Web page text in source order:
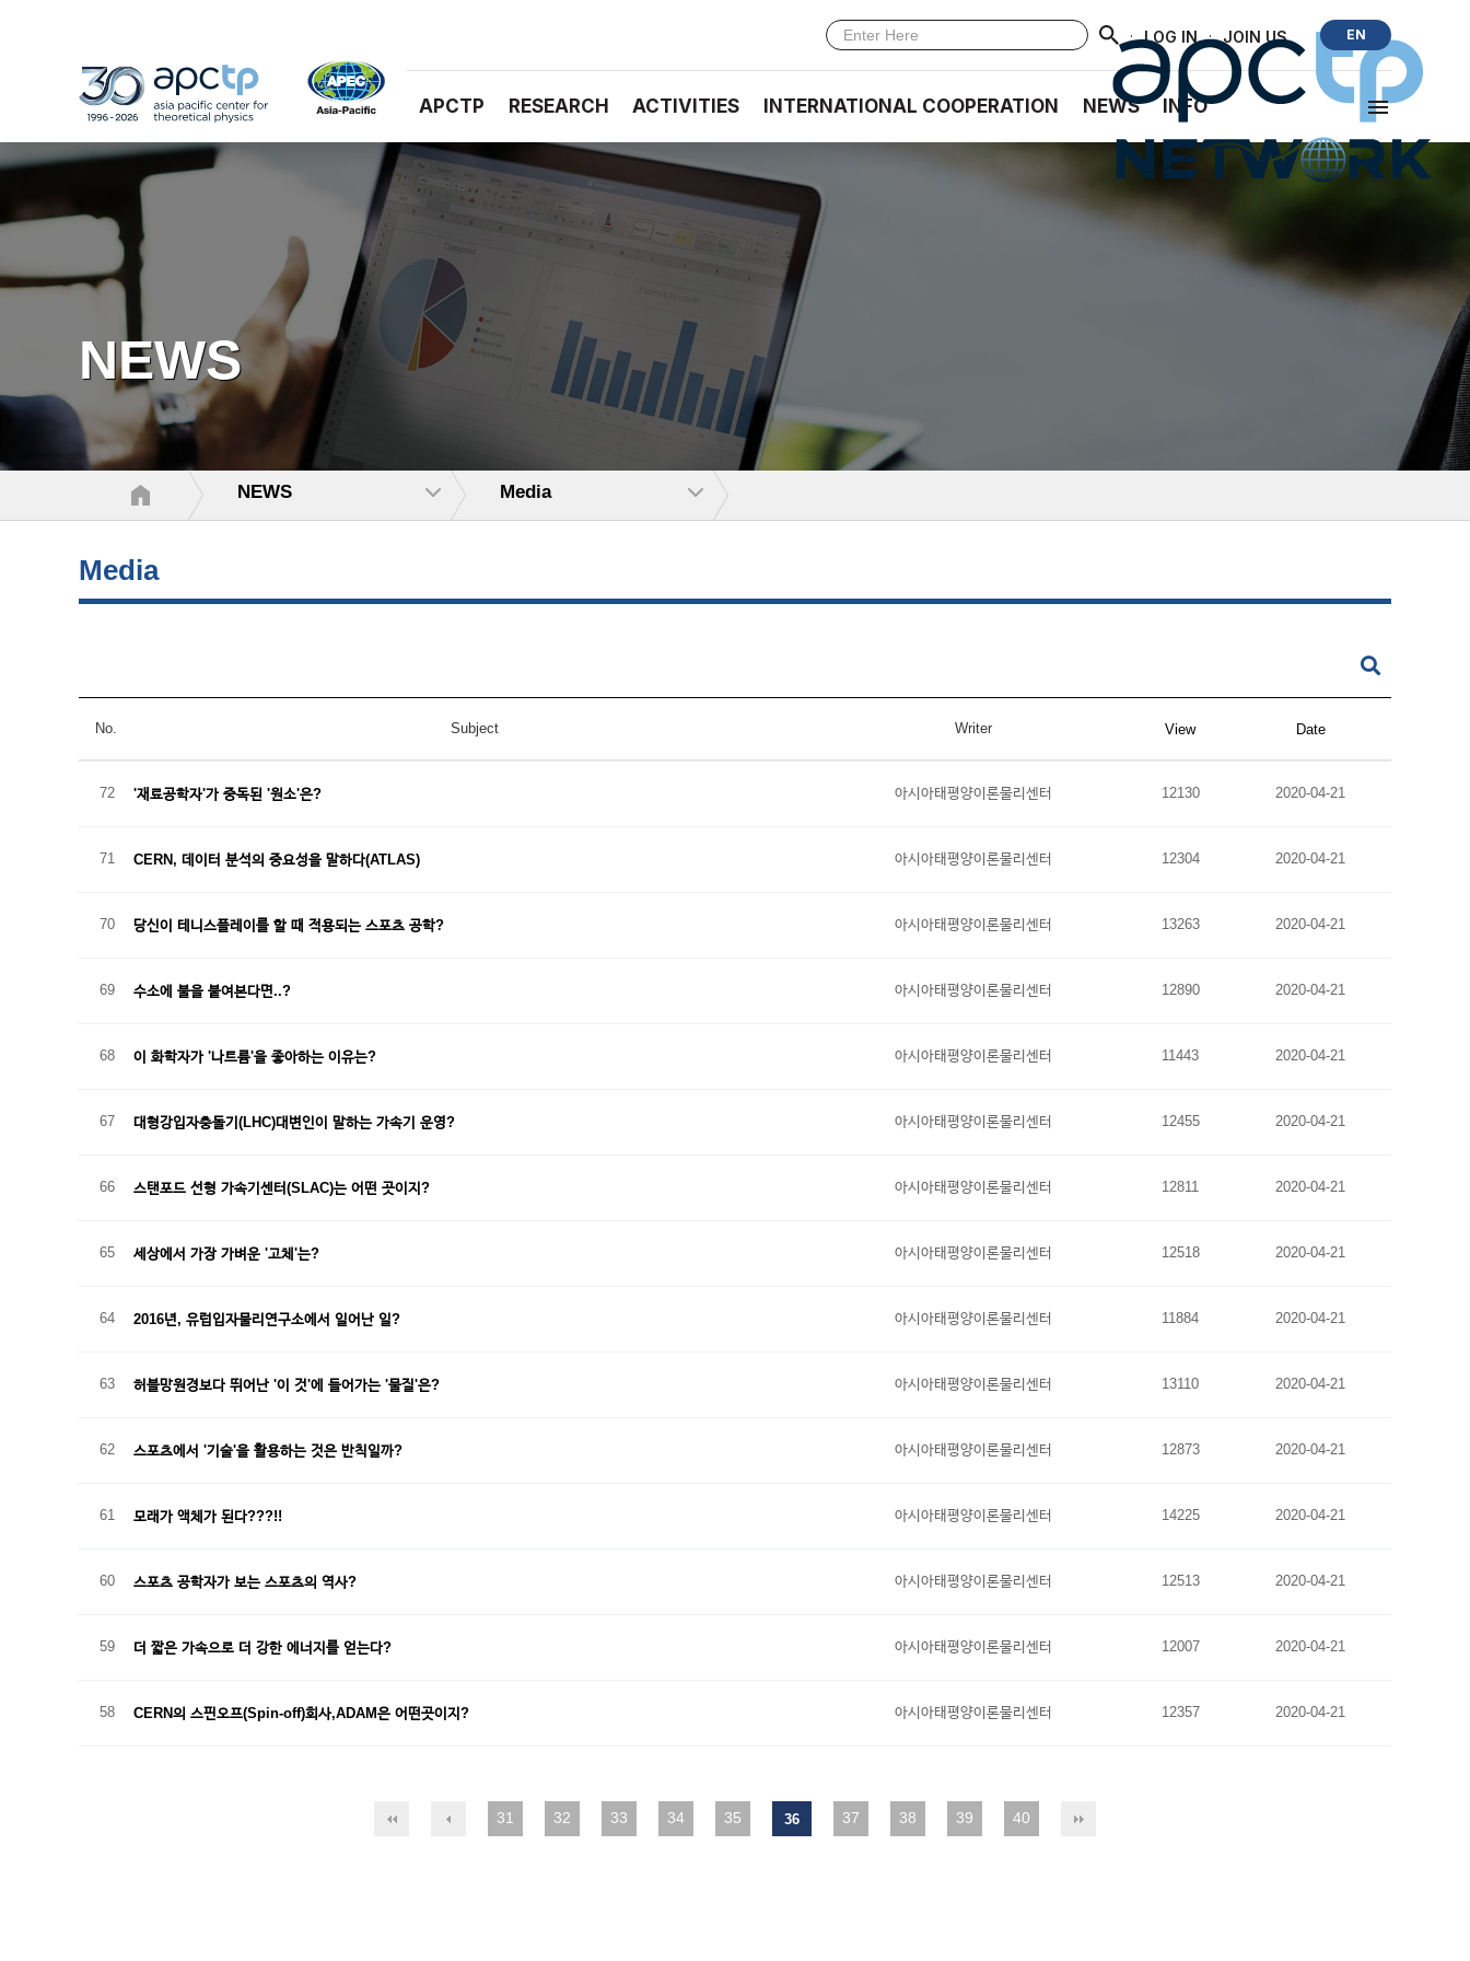
· LOG IN · JOIN US EN
APCTP RESEARCH ACTIVITIES INTERNATIONAL COOPERATION NEWS INFO
NEWS
NEWS Media
Media
No. Subject Writer View Date
72 '재료공학자'가 중독된 '원소'은? 아시아태평양이론물리센터 12130 2020-04-21
71 CERN, 데이터 분석의 중요성을 말하다(ATLAS) 아시아태평양이론물리센터 12304 2020-04-21
70 당신이 테니스플레이를 할 때 적용되는 스포츠 공학? 아시아태평양이론물리센터 13263 2020-04-21
69 수소에 불을 붙여본다면..? 아시아태평양이론물리센터 12890 2020-04-21
68 이 화학자가 '나트륨'을 좋아하는 이유는? 아시아태평양이론물리센터 11443 2020-04-21
67 대형강입자충돌기(LHC)대변인이 말하는 가속기 운영? 아시아태평양이론물리센터 12455 2020-04-21
66 스탠포드 선형 가속기센터(SLAC)는 어떤 곳이지? 아시아태평양이론물리센터 12811 2020-04-21
65 세상에서 가장 가벼운 '고체'는? 아시아태평양이론물리센터 12518 2020-04-21
64 2016년, 유럽입자물리연구소에서 일어난 일? 아시아태평양이론물리센터 11884 2020-04-21
63 허블망원경보다 뛰어난 '이 것'에 들어가는 '물질'은? 아시아태평양이론물리센터 13110 2020-04-21
62 스포츠에서 '기술'을 활용하는 것은 반칙일까? 아시아태평양이론물리센터 12873 2020-04-21
61 모래가 액체가 된다???!! 아시아태평양이론물리센터 14225 2020-04-21
60 스포츠 공학자가 보는 스포츠의 역사? 아시아태평양이론물리센터 12513 2020-04-21
59 더 짧은 가속으로 더 강한 에너지를 얻는다? 아시아태평양이론물리센터 12007 2020-04-21
58 CERN의 스핀오프(Spin-off)회사,ADAM은 어떤곳이지? 아시아태평양이론물리센터 12357 2020-04-21
31 32 33 34 35 36 37 38 39 40